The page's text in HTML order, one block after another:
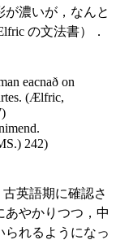
が濃いが，なんと
の文法書）．
eacnað on
(Ælfric,
242)
英語期に確認さ
あやかりつつ，中
られるようになっ